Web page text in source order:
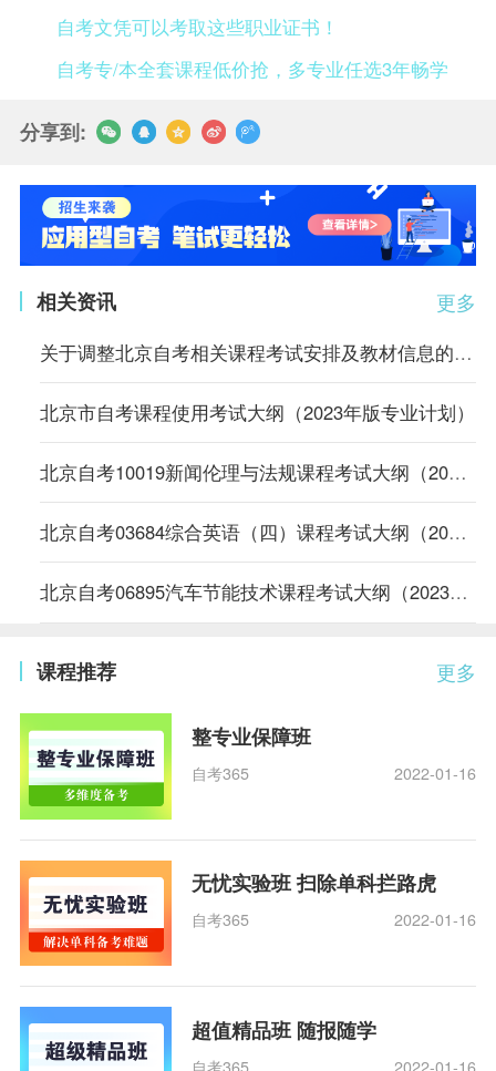
自考文凭可以考取这些职业证书！
自考专/本全套课程低价抢，多专业任选3年畅学
分享到:
更多
相关资讯
关于调整北京自考相关课程考试安排及教材信息的通知
北京市自考课程使用考试大纲（2023年版专业计划）
北京自考10019新闻伦理与法规课程考试大纲（2023年版专业计划）
北京自考03684综合英语（四）课程考试大纲（2023年版专业计划）
北京自考06895汽车节能技术课程考试大纲（2023年版专业计划）
更多
课程推荐
整专业保障班
自考365 2022-01-16
无忧实验班 扫除单科拦路虎
自考365 2022-01-16
超值精品班 随报随学
自考365 2022-01-16